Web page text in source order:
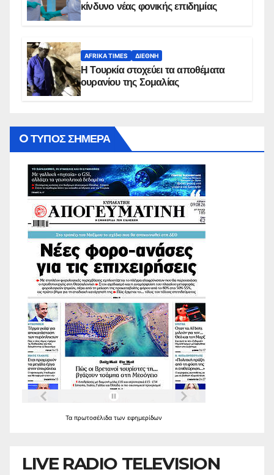
κίνδυνο νέας φονικής επιδημίας
AFRIKA TIMES ΔΙΕΘΝΉ
Η Τουρκία στοχεύει τα αποθέματα
ουρανίου της Σομαλίας
O ΤΥΠΟΣ ΣΗΜΕΡΑ
Τα πρωτοσέλιδα των εφημερίδων
LIVE RADIO TELEVISION